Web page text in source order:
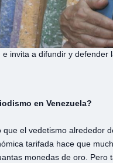
invita a difundir y defender
en Venezuela?
el vedetismo alrededor
tarifada hace que
monedas de oro.